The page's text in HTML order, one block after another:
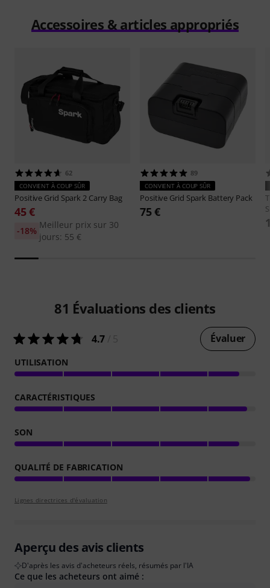
Accessoires & articles appropriés
62
CONVIENT À COUP SÛR
Positive Grid Spark 2 Carry Bag
45 €
Meilleur prix sur 30
jours: 55 €
-18%
89
CONVIENT À COUP SÛR
Positive Grid Spark Battery Pack
75 €
81 Évaluations des clients
4.7 Évaluer
UTILISATION
CARACTÉRISTIQUES
SON
QUALITÉ DE FABRICATION
Lignes directrices d'évaluation
Aperçu des avis clients
D'après les avis d'acheteurs réels, résumés par l'IA
Ce que les acheteurs ont aimé :